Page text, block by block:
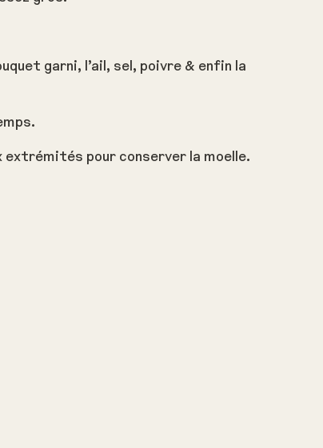
garni, l’ail, sel, poivre & enfin la
extrémités pour conserver la moelle.